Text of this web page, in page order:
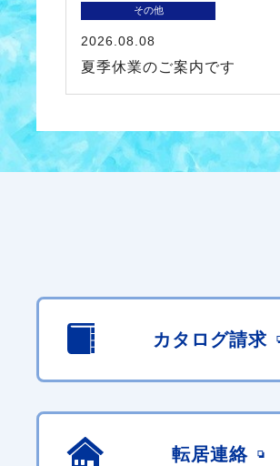
その他
2026.08.08
夏季休業のご案内です
カタログ請求
転居連絡